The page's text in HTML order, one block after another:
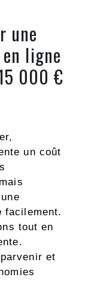
une
ligne
000 €
un coût
facilement.
tout en
et